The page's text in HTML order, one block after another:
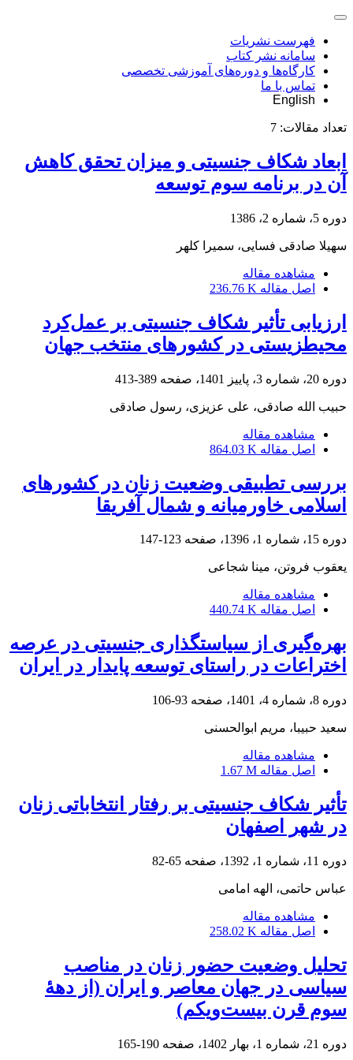
فهرست نشریات
سامانه نشر کتاب
کارگاه‌ها و دوره‌های آموزشی تخصصی
تماس با ما
English
تعداد مقالات: 7
ابعاد شکاف جنسیتی و میزان تحقق کاهش
آن در برنامه سوم توسعه
دوره 5، شماره 2، 1386
سهیلا صادقی فسایی، سمیرا کلهر
مشاهده مقاله
اصل مقاله 236.76 K
ارزیابی تأثیر شکاف جنسیتی بر عمل‌کرد
محیط‏زیستی در کشورهای منتخب جهان
دوره 20، شماره 3، پاییز 1401، صفحه 389-413
حبیب الله صادقی، علی عزیزی، رسول صادقی
مشاهده مقاله
اصل مقاله 864.03 K
بررسی تطبیقی وضعیت زنان در کشورهای
اسلامی خاورمیانه و شمال آفریقا
دوره 15، شماره 1، 1396، صفحه 123-147
یعقوب فروتن، مینا شجاعی
مشاهده مقاله
اصل مقاله 440.74 K
بهره‌گیری از سیاستگذاری جنسیتی در عرصه
اختراعات در راستای توسعه پایدار در ایران
دوره 8، شماره 4، 1401، صفحه 93-106
سعید حبیبا، مریم ابوالحسنی
مشاهده مقاله
اصل مقاله 1.67 M
تأثیر شکاف جنسیتی بر رفتار انتخاباتی زنان
در شهر اصفهان
دوره 11، شماره 1، 1392، صفحه 65-82
عباس حاتمی، الهه امامی
مشاهده مقاله
اصل مقاله 258.02 K
تحلیل وضعیت حضور زنان در مناصب
سیاسی در جهان معاصر و ایران (از دهۀ
سوم قرن بیست‌ویکم)
دوره 21، شماره 1، بهار 1402، صفحه 190-165